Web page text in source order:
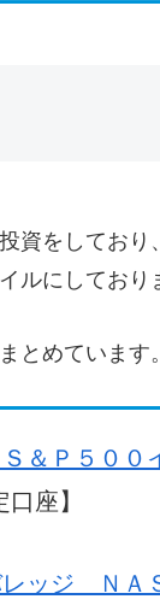
資をしてお
ルにしており
とめています。
＆Ｐ５００
座】
ッジ ＮＡ